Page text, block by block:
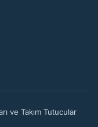
ve Takım Tutucular